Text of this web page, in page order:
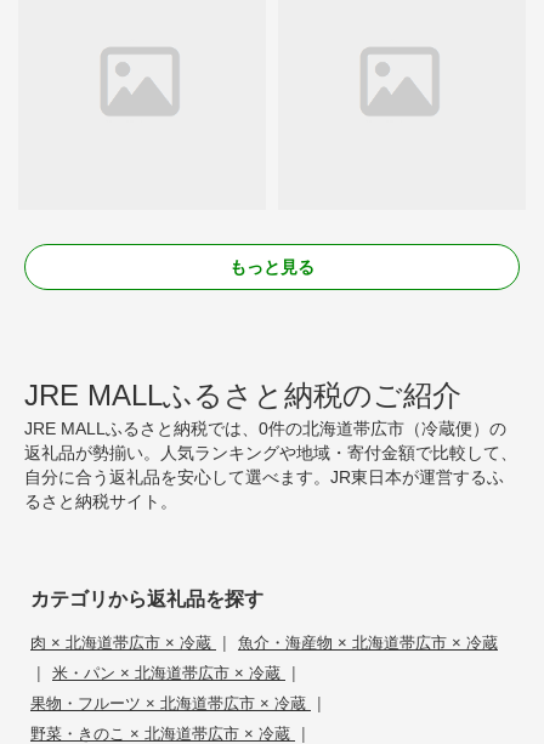
もっと見る
JRE MALLふるさと納税のご紹介
JRE MALLふるさと納税では、0件の北海道帯広市（冷蔵便）の
返礼品が勢揃い。人気ランキングや地域・寄付金額で比較して、
自分に合う返礼品を安心して選べます。JR東日本が運営するふ
るさと納税サイト。
カテゴリから返礼品を探す
肉 × 北海道帯広市 × 冷蔵 | 魚介・海産物 × 北海道帯広市 × 冷蔵
| 米・パン × 北海道帯広市 × 冷蔵 |
果物・フルーツ × 北海道帯広市 × 冷蔵 |
野菜・きのこ × 北海道帯広市 × 冷蔵 |